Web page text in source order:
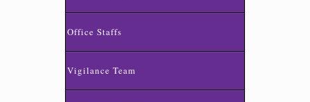
Office Staffs
Vigilance Team
স্কুলের ছুটির তালিকা ও বর্ষপঞ্জি – ২০২৬